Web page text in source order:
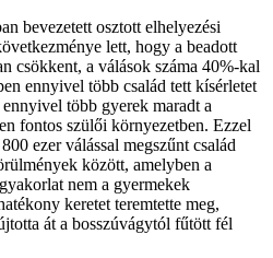
bevezetett osztott elhelyezési
lett, hogy a beadott
csökkent, a válások száma 40%-kal
ennyivel több család tett kísérletet
több gyerek maradt a
fontos szülői környezetben. Ezzel
ezer válással megszűnt család
között, amelyben a
nem a gyermekek
keretet teremtette meg,
át a bosszúvágytól fűtött fél